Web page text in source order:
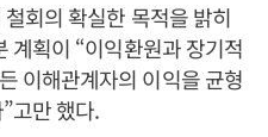
회의 확실한 목적을 밝히
계획이 “이익환원과 장기적
이해관계자의 이익을 균형
고만 했다.